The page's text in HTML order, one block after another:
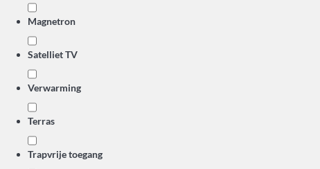
Magnetron
Satelliet TV
Verwarming
Terras
Trapvrije toegang